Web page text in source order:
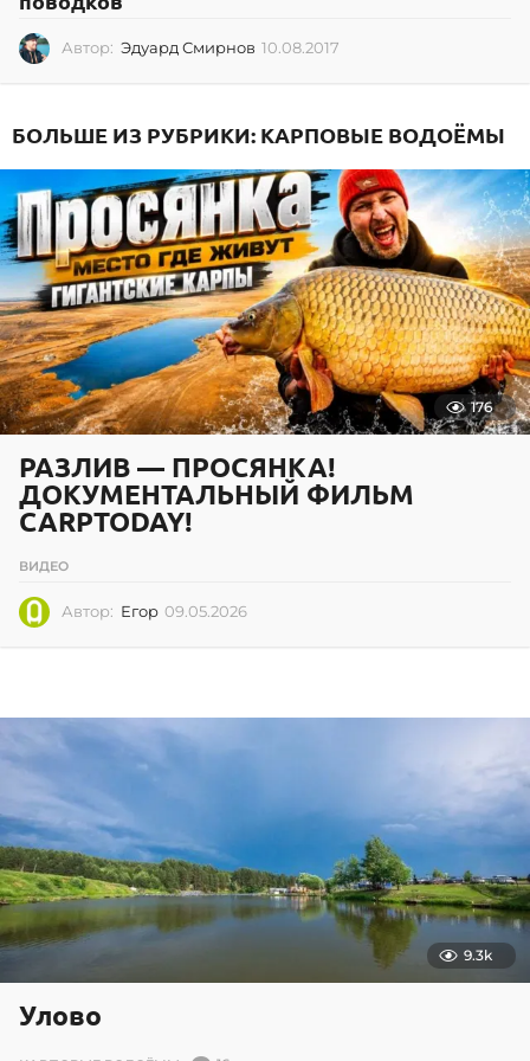
Автор: Эдуард Смирнов 10.08.2017
8
2
0
1
7
БОЛЬШЕ ИЗ РУБРИКИ: КАРПОВЫЕ ВОДОЁМЫ
176
РАЗЛИВ — ПРОСЯНКА!
ДОКУМЕНТАЛЬНЫЙ ФИЛЬМ
CARPTODAY!
ВИДЕО
Автор: Егор 09.05.2026
.
9.3k
Улово